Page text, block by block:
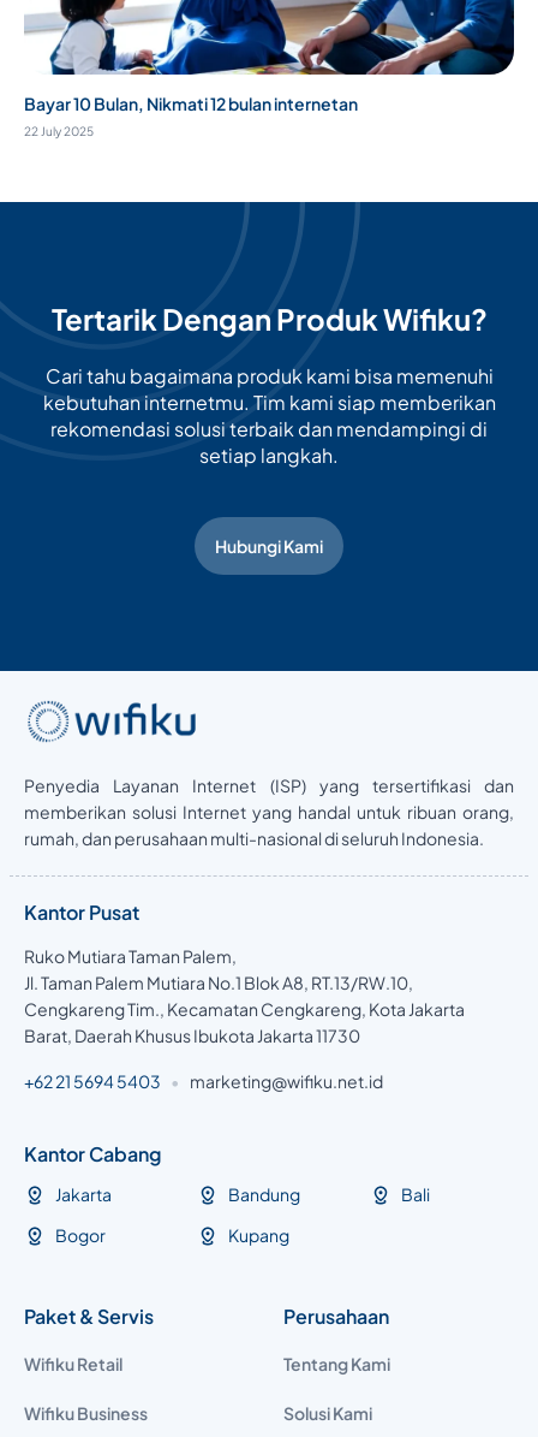
Bayar 10 Bulan, Nikmati 12 bulan internetan
22 July 2025
Tertarik Dengan Produk Wifiku?
Cari tahu bagaimana produk kami bisa memenuhi
kebutuhan internetmu. Tim kami siap memberikan
rekomendasi solusi terbaik dan mendampingi di
setiap langkah.
Hubungi Kami
Penyedia Layanan Internet (ISP) yang tersertifikasi dan
memberikan solusi Internet yang handal untuk ribuan orang,
rumah, dan perusahaan multi-nasional di seluruh Indonesia.
Kantor Pusat
Ruko Mutiara Taman Palem,
Jl. Taman Palem Mutiara No.1 Blok A8, RT.13/RW.10,
Cengkareng Tim., Kecamatan Cengkareng, Kota Jakarta
Barat, Daerah Khusus Ibukota Jakarta 11730
+62 21 5694 5403 • marketing@wifiku.net.id
Kantor Cabang
Jakarta
Bogor
Bandung
Kupang
Bali
Paket & Servis
Wifiku Retail
Wifiku Business
Perusahaan
Tentang Kami
Solusi Kami